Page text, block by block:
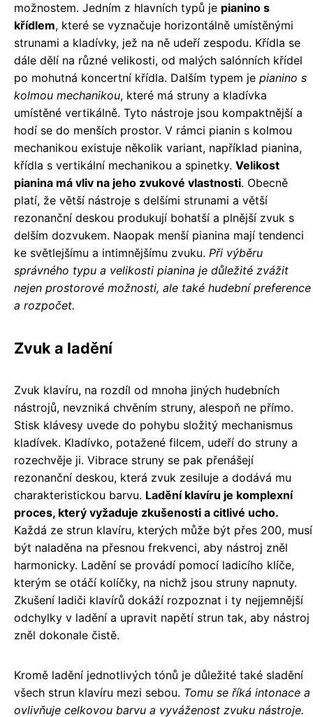
možnostem. Jedním z hlavních typů je pianino s
křídlem, které se vyznačuje horizontálně umístěnými
strunami a kladívky, jež na ně udeří zespodu. Křídla se
dále dělí na různé velikosti, od malých salónních křídel
po mohutná koncertní křídla. Dalším typem je pianino s
kolmou mechanikou, které má struny a kladívka
umístěné vertikálně. Tyto nástroje jsou kompaktnější a
hodí se do menších prostor. V rámci pianin s kolmou
mechanikou existuje několik variant, například pianina,
křídla s vertikální mechanikou a spinetky. Velikost
pianina má vliv na jeho zvukové vlastnosti. Obecně
platí, že větší nástroje s delšími strunami a větší
rezonanční deskou produkují bohatší a plnější zvuk s
delším dozvukem. Naopak menší pianina mají tendenci
ke světlejšímu a intimnějšímu zvuku. Při výběru
správného typu a velikosti pianina je důležité zvážit
nejen prostorové možnosti, ale také hudební preference
a rozpočet.
Zvuk a ladění
Zvuk klavíru, na rozdíl od mnoha jiných hudebních
nástrojů, nevzniká chvěním struny, alespoň ne přímo.
Stisk klávesy uvede do pohybu složitý mechanismus
kladívek. Kladívko, potažené filcem, udeří do struny a
rozechvěje ji. Vibrace struny se pak přenášejí
rezonanční deskou, která zvuk zesiluje a dodává mu
charakteristickou barvu. Ladění klavíru je komplexní
proces, který vyžaduje zkušenosti a citlivé ucho.
Každá ze strun klavíru, kterých může být přes 200, musí
být naladěna na přesnou frekvenci, aby nástroj zněl
harmonicky. Ladění se provádí pomocí ladicího klíče,
kterým se otáčí kolíčky, na nichž jsou struny napnuty.
Zkušení ladiči klavírů dokáží rozpoznat i ty nejjemnější
odchylky v ladění a upravit napětí strun tak, aby nástroj
zněl dokonale čistě.
Kromě ladění jednotlivých tónů je důležité také sladění
všech strun klavíru mezi sebou. Tomu se říká intonace a
ovlivňuje celkovou barvu a vyváženost zvuku nástroje.